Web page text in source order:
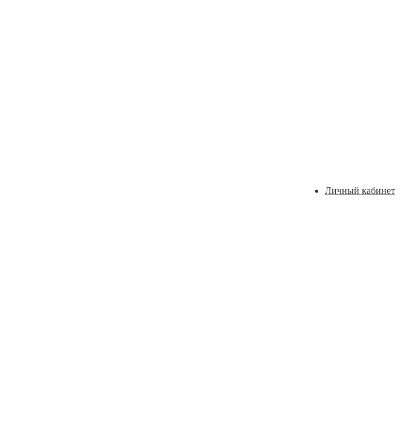
Личный кабинет